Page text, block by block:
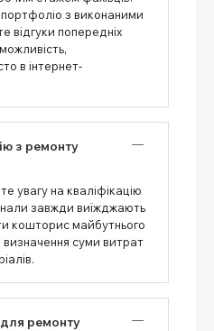
з виконаними
відгуки попередніх
в інтернет-
з ремонту
увагу на кваліфікацію
завжди виїжджають
кошторис майбутнього
суми витрат
ремонту